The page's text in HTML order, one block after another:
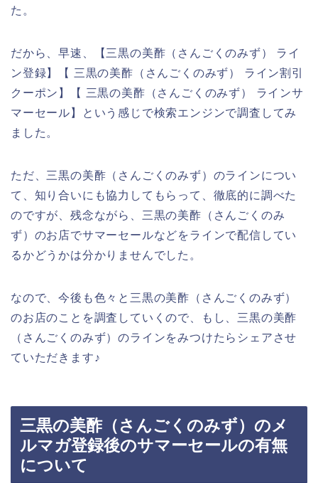
た。
だから、早速、【三黒の美酢（さんごくのみず） ライ
ン登録】【 三黒の美酢（さんごくのみず） ライン割引
クーポン】【 三黒の美酢（さんごくのみず） ラインサ
マーセール】という感じで検索エンジンで調査してみ
ました。
ただ、三黒の美酢（さんごくのみず）のラインについ
て、知り合いにも協力してもらって、徹底的に調べた
のですが、残念ながら、三黒の美酢（さんごくのみ
ず）のお店でサマーセールなどをラインで配信してい
るかどうかは分かりませんでした。
なので、今後も色々と三黒の美酢（さんごくのみず）
のお店のことを調査していくので、もし、三黒の美酢
（さんごくのみず）のラインをみつけたらシェアさせ
ていただきます♪
三黒の美酢（さんごくのみず）のメ
ルマガ登録後のサマーセールの有無
について